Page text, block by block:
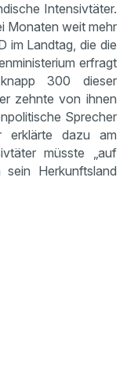
Intensivtäter.
Monaten weit mehr
im Landtag, die die
erfragt
300 dieser
zehnte von ihnen
Sprecher
erklärte dazu am
müsste „auf
Herkunftsland